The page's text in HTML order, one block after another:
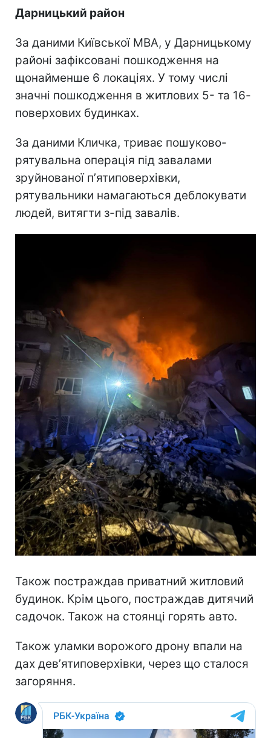
Дарницький район
За даними Київської МВА, у Дарницькому
районі зафіксовані пошкодження на
щонайменше 6 локаціях. У тому числі
значні пошкодження в житлових 5- та 16-
поверхових будинках.
За даними Кличка, триває пошуково-
рятувальна операція під завалами
зруйнованої пʼятиповерхівки,
рятувальники намагаються деблокувати
людей, витягти з-під завалів.
Також постраждав приватний житловий
будинок. Крім цього, постраждав дитячий
садочок. Також на стоянці горять авто.
Також уламки ворожого дрону впали на
дах девʼятиповерхівки, через що сталося
загоряння.